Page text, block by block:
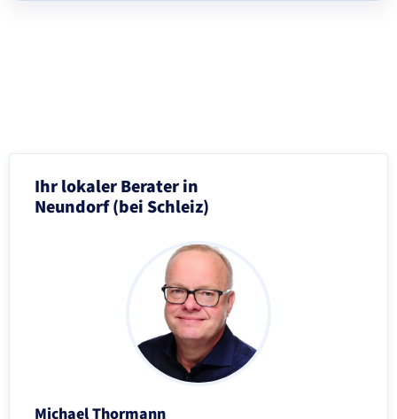
Ihr lokaler Berater in
Neundorf (bei Schleiz)
Michael Thormann